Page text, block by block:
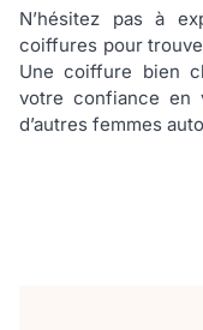
N’hésitez pas à
coiffures pour
Une coiffure bien
votre confiance en
d’autres femmes